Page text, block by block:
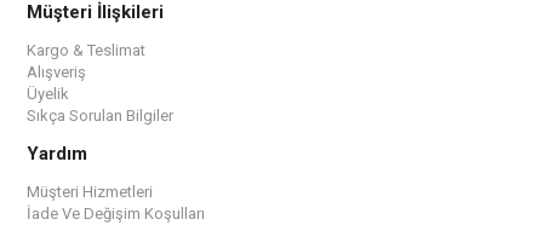
Müşteri İlişkileri
Kargo & Teslimat
Alışveriş
Üyelik
Sıkça Sorulan Bilgiler
Yardım
Müşteri Hizmetleri
İade Ve Değişim Koşulları